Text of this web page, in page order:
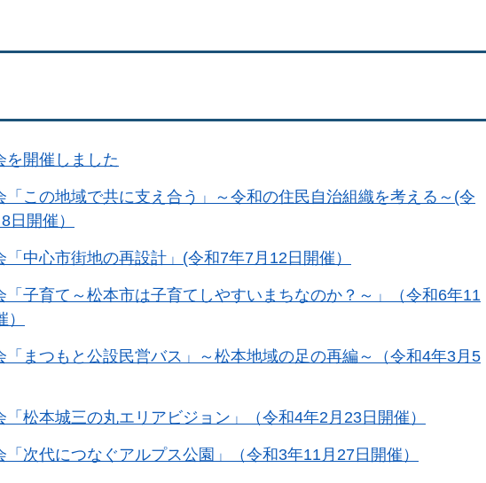
を開催しました
「この地域で共に支え合う」～令和の住民自治組織を考える～(令
日開催）
「中心市街地の再設計」(令和7年7月12日開催）
「子育て～松本市は子育てしやすいまちなのか？～」（令和6年11
「まつもと公設民営バス」～松本地域の足の再編～（令和4年3月5
「松本城三の丸エリアビジョン」（令和4年2月23日開催）
「次代につなぐアルプス公園」（令和3年11月27日開催）